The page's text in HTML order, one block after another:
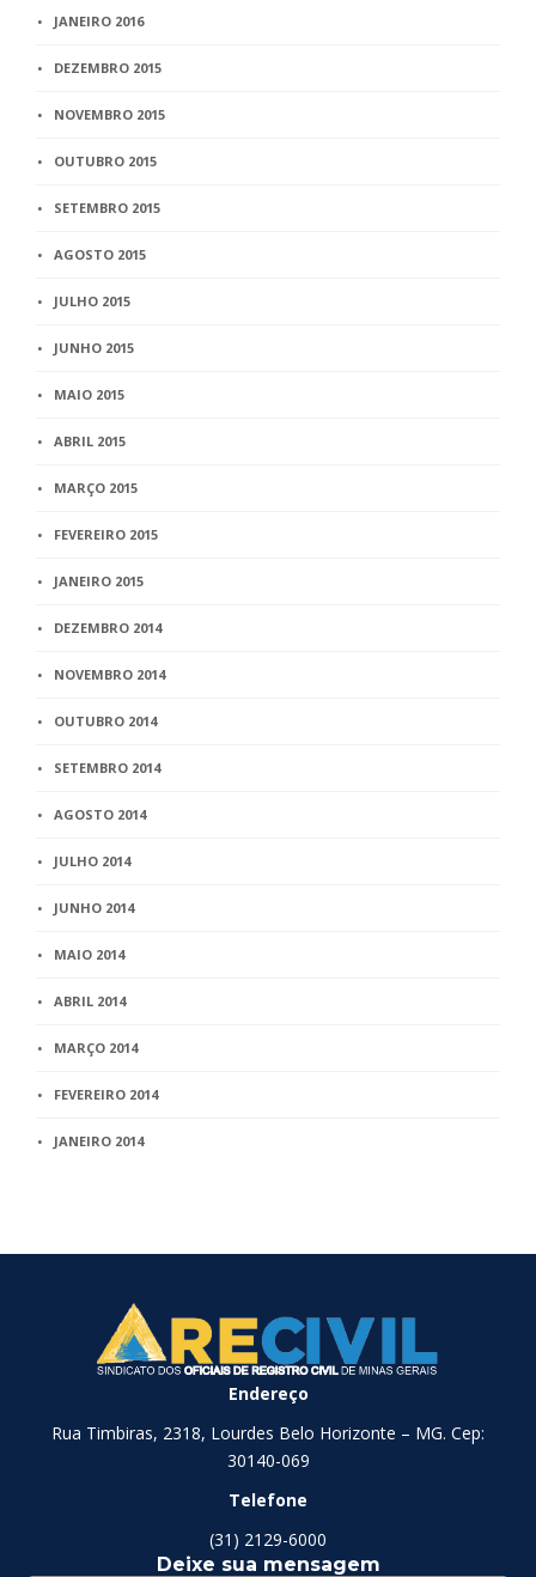
JANEIRO 2016
DEZEMBRO 2015
NOVEMBRO 2015
OUTUBRO 2015
SETEMBRO 2015
AGOSTO 2015
JULHO 2015
JUNHO 2015
MAIO 2015
ABRIL 2015
MARÇO 2015
FEVEREIRO 2015
JANEIRO 2015
DEZEMBRO 2014
NOVEMBRO 2014
OUTUBRO 2014
SETEMBRO 2014
AGOSTO 2014
JULHO 2014
JUNHO 2014
MAIO 2014
ABRIL 2014
MARÇO 2014
FEVEREIRO 2014
JANEIRO 2014
Endereço
Rua Timbiras, 2318, Lourdes Belo Horizonte – MG. Cep:
30140-069
Telefone
(31) 2129-6000
Deixe sua mensagem